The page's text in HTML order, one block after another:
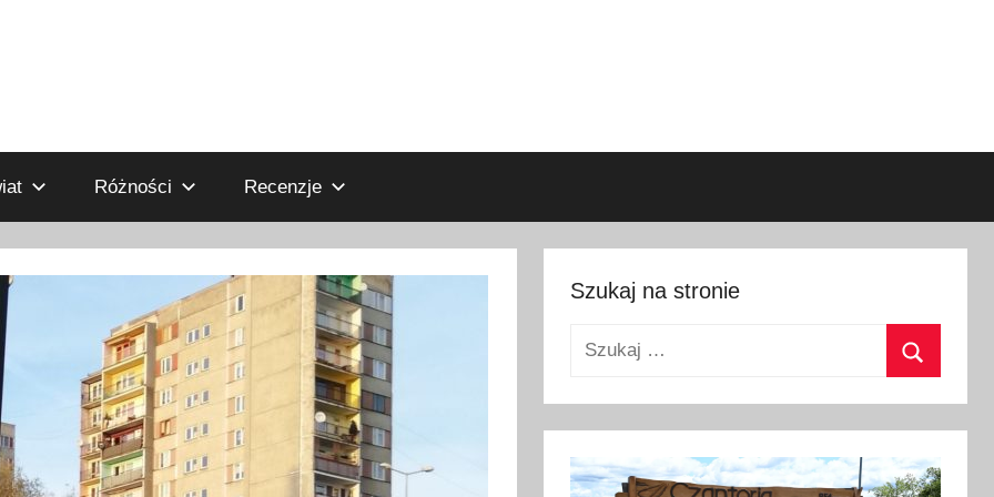
Różności Recenzje
Szukaj na stronie
Szukaj: